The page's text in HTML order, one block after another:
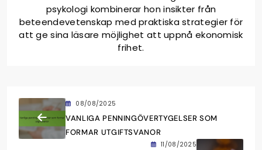
psykologi kombinerar hon insikter från
beteendevetenskap med praktiska strategier för
att ge sina läsare möjlighet att uppnå ekonomisk
frihet.
08/08/2025
VANLIGA PENNINGÖVERTYGELSER SOM
FORMAR UTGIFTSVANOR
11/08/2025